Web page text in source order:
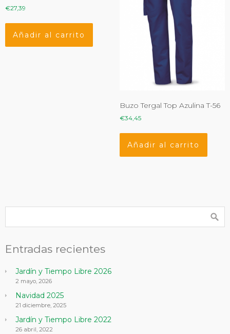
€27,39
Añadir al carrito
Buzo Tergal Top Azulina T-56
€34,45
Añadir al carrito
Entradas recientes
Jardín y Tiempo Libre 2026
2 mayo, 2026
Navidad 2025
21 diciembre, 2025
Jardín y Tiempo Libre 2022
26 abril, 2022